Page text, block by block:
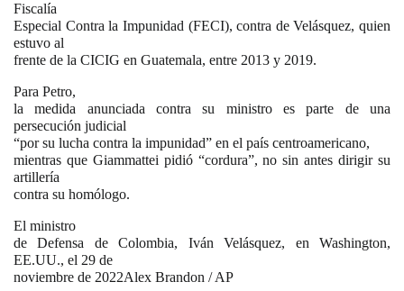
Fiscalía
Especial Contra la Impunidad (FECI), contra de Velásquez, quien
estuvo al
frente de la CICIG en Guatemala, entre 2013 y 2019.
Para Petro,
la medida anunciada contra su ministro es parte de una
persecución judicial
“por su lucha contra la impunidad” en el país centroamericano,
mientras que Giammattei pidió “cordura”, no sin antes dirigir su
artillería
contra su homólogo.
El ministro
de Defensa de Colombia, Iván Velásquez, en Washington,
EE.UU., el 29 de
noviembre de 2022Alex Brandon / AP